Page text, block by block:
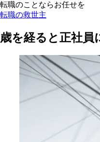
転職のことならお任せを
転職の救世主
歳を経ると正社